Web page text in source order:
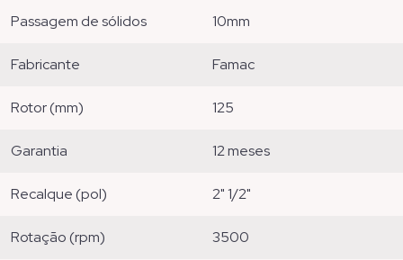
passagem de sólidos 10mm
fabricante famac
rotor (mm) 125
garantia 12 meses
recalque (pol) 2" 1/2"
rotação (rpm) 3500